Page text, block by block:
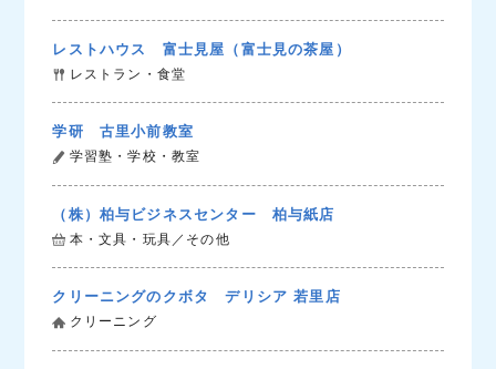
レストハウス 富士見屋（富士見の茶屋）
レストラン・食堂
学研 古里小前教室
学習塾・学校・教室
（株）柏与ビジネスセンター 柏与紙店
本・文具・玩具／その他
クリーニングのクボタ デリシア 若里店
クリーニング